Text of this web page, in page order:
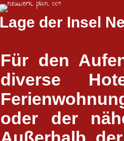
Lage der Insel
Für den
diverse
oder der